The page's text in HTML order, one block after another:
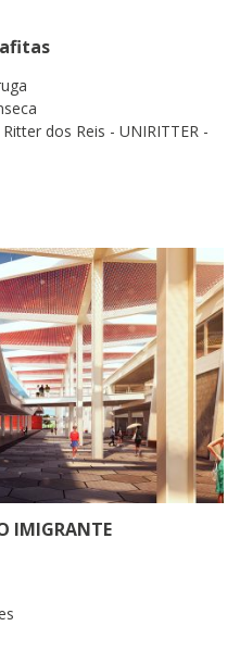
dos Reis - UNIRITTER -
IMIGRANTE